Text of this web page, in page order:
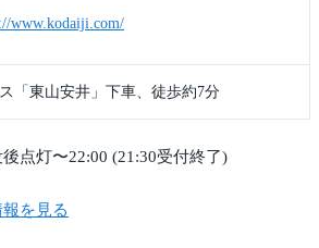
www.kodaiji.com/
「東山安井」下車、徒歩約7分
点灯〜22:00 (21:30受付終了)
を見る